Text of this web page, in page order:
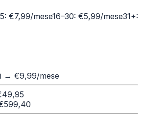
€7,99/mese16–30: €5,99/mese31+:
→ €9,99/mese
49,95
599,40